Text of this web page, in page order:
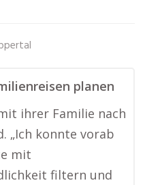
planen
ihrer Familie nach
„Ich konnte vorab
mit
filtern und